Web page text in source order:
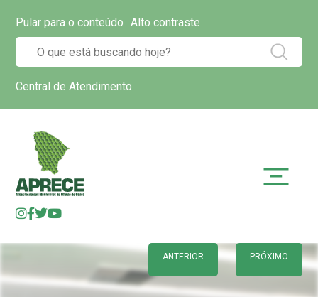
Pular para o conteúdo Alto contraste
Central de Atendimento
ANTERIOR PRÓXIMO